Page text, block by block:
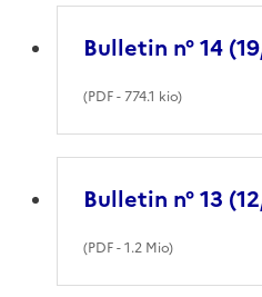
Bulletin n° 14
(PDF- 774.1 kio)
Bulletin n° 13
(PDF- 1.2 Mio)